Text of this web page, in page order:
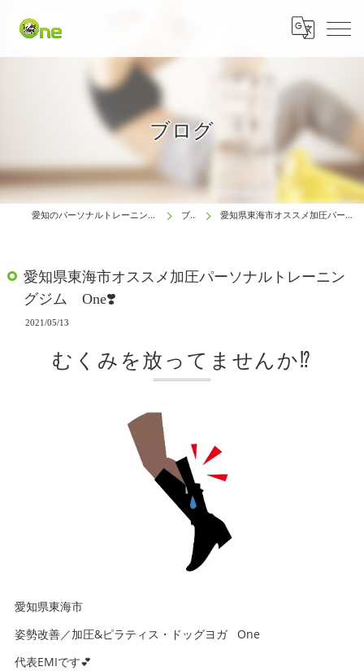
ブログ
愛知のパーソナルトレーニングは生涯動ける体研究所 One ブログ 愛知県東海市オススメ加圧パーソナルトレーニングジム One❣️
愛知県東海市オススメ加圧パーソナルトレーニン
グジム One❣️
2021/05/13
むくみを放ってませんか⁉️
愛知県東海市
姿勢改善／加圧&ピラティス・ドッグヨガ One
代表EMIです💕